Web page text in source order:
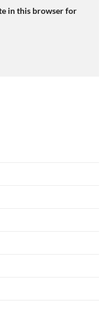
in this browser for